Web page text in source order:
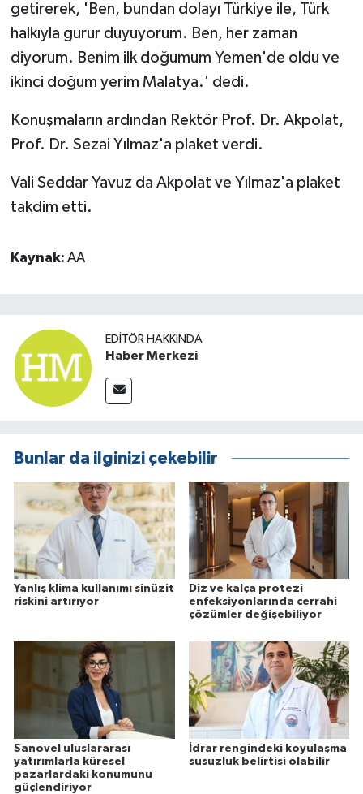
getirerek, 'Ben, bundan dolayı Türkiye ile, Türk
halkıyla gurur duyuyorum. Ben, her zaman
diyorum. Benim ilk doğumum Yemen'de oldu ve
ikinci doğum yerim Malatya.' dedi.
Konuşmaların ardından Rektör Prof. Dr. Akpolat,
Prof. Dr. Sezai Yılmaz'a plaket verdi.
Vali Seddar Yavuz da Akpolat ve Yılmaz'a plaket
takdim etti.
Kaynak: AA
EDITÖR HAKKINDA
Haber Merkezi
Bunlar da ilginizi çekebilir
Yanlış klima kullanımı sinüzit
riskini artırıyor
Diz ve kalça protezi
enfeksiyonlarında cerrahi
çözümler değişebiliyor
Sanovel uluslararası
yatırımlarla küresel
pazarlardaki konumunu
güçlendiriyor
İdrar rengindeki koyulaşma
susuzluk belirtisi olabilir